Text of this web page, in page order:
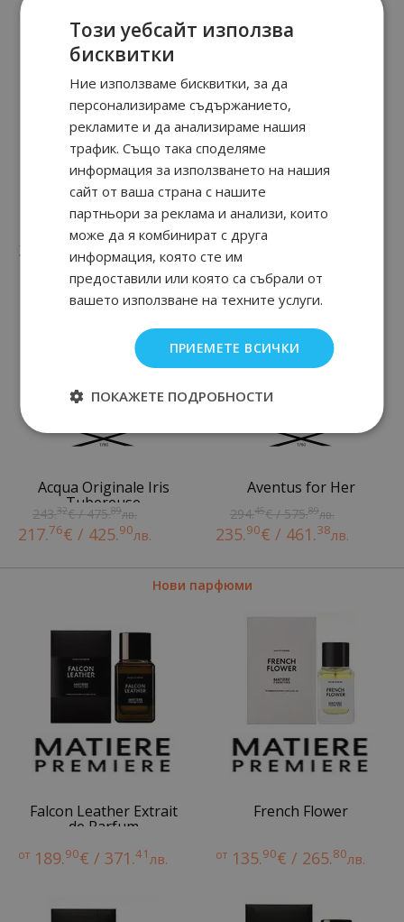
Wind Flowers
245. € / 480.94лв.
ACQUA FIORENTINA
233. € / 455.
217. 50
Acqua Originale Iris
Tubereuse
243.32€ / 475.89лв.
217.76€ / 425.90лв.
Aventus for Her
294.45€ / 575.89лв.
235.90€ / 461.38лв.
Нови парфюми
Falcon Leather Extrait
de Parfum
от 189.90€ / 371.41лв.
French Flower
от 135.90€ / 265.80лв.
Този уебсайт използва
бисквитки
Ние използваме бисквитки, за да
персонализираме съдържанието,
рекламите и да анализираме нашия
трафик. Също така споделяме
информация за използването на нашия
сайт от ваша страна с нашите
партньори за реклама и анализи, които
може да я комбинират с друга
информация, която сте им
предоставили или която са събрали от
вашето използване на техните услуги.
ПРИЕМЕТЕ ВСИЧКИ
ПОКАЖЕТЕ ПОДРОБНОСТИ